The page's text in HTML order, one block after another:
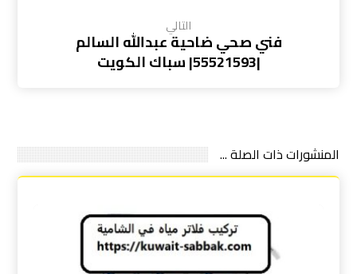
التالي
فني صحي ضاحية عبدالله السالم
|55521593| سباك الكويت
المنشورات ذات الصلة ...